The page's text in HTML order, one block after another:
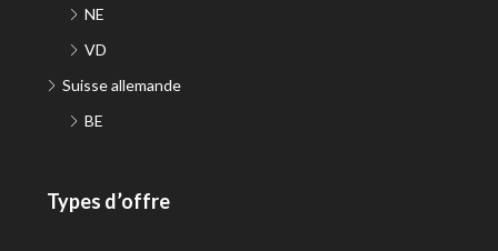
NE
VD
Suisse allemande
BE
Types d’offre